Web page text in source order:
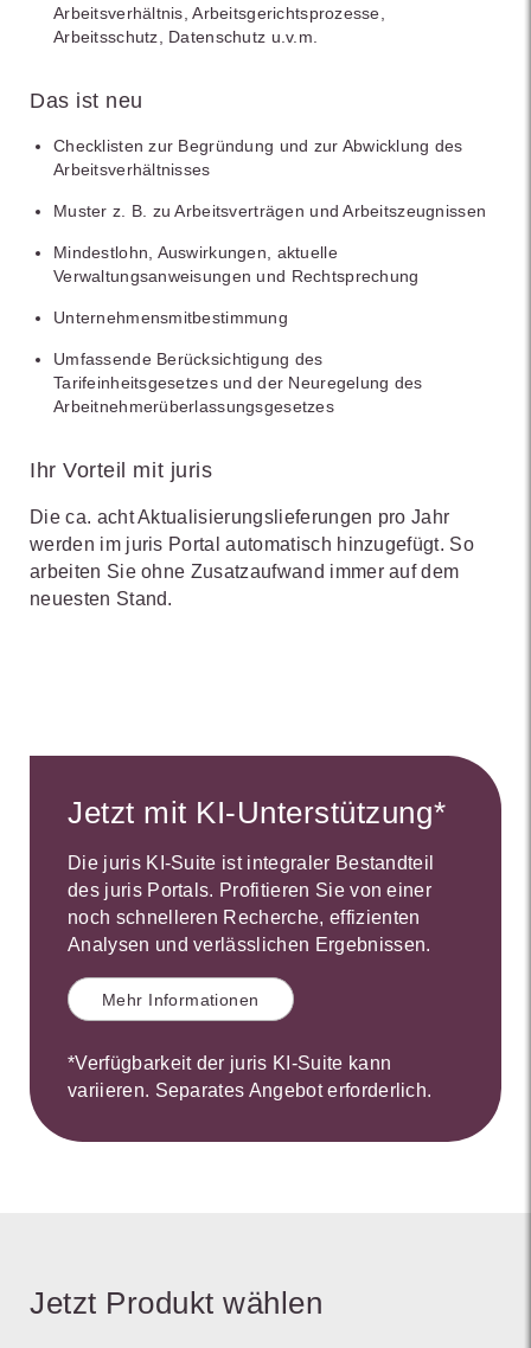
Arbeitsverhältnis, Arbeitsgerichtsprozesse,
Arbeitsschutz, Datenschutz u.v.m.
Das ist neu
Checklisten zur Begründung und zur Abwicklung des
Arbeitsverhältnisses
Muster z. B. zu Arbeitsverträgen und Arbeitszeugnissen
Mindestlohn, Auswirkungen, aktuelle
Verwaltungsanweisungen und Rechtsprechung
Unternehmensmitbestimmung
Umfassende Berücksichtigung des
Tarifeinheitsgesetzes und der Neuregelung des
Arbeitnehmerüberlassungsgesetzes
Ihr Vorteil mit juris
Die ca. acht Aktualisierungslieferungen pro Jahr
werden im juris Portal automatisch hinzugefügt. So
arbeiten Sie ohne Zusatzaufwand immer auf dem
neuesten Stand.
Jetzt mit KI-Unterstützung*
Die juris KI-Suite ist integraler Bestandteil
des juris Portals. Profitieren Sie von einer
noch schnelleren Recherche, effizienten
Analysen und verlässlichen Ergebnissen.
Mehr Informationen
*Verfügbarkeit der juris KI-Suite kann
variieren. Separates Angebot erforderlich.
Jetzt Produkt wählen